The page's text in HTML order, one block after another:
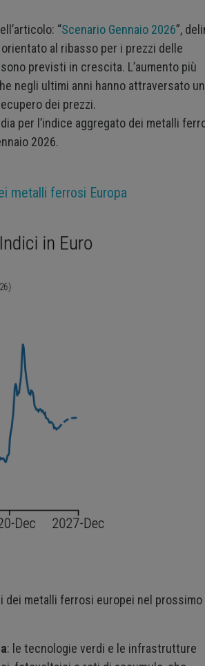
“Scenario Gennaio 2026”,
al ribasso per i prezzi delle
previsti in crescita. L’aumento più
negli ultimi anni hanno attraversato
dei prezzi.
per l’indice aggregato dei metalli
2026.
metalli ferrosi Europa
dei metalli ferrosi europei nel prossimo
: le tecnologie verdi e le infrastrutture